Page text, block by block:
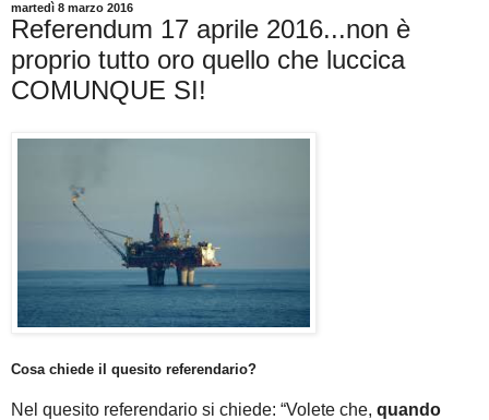
martedì 8 marzo 2016
Referendum 17 aprile 2016...non è
proprio tutto oro quello che luccica
COMUNQUE SI!
Cosa chiede il quesito referendario?
Nel quesito referendario si chiede: “Volete che, quando